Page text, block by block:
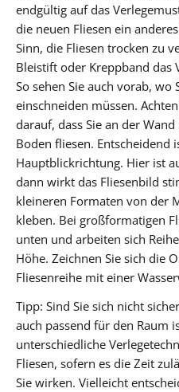
endgültig auf das
die neuen Fliesen ein
Sinn, die Fliesen trocken zu
Bleistift oder Kreppband das
So sehen Sie auch vorab, wo
einschneiden müssen.
darauf, dass Sie an der
Boden fliesen. Entscheidend
Hauptblickrichtung. Hier ist
dann wirkt das Fliesenbild
kleineren Formaten von der
kleben. Bei großformatigen
unten und arbeiten sich
Höhe. Zeichnen Sie sich die
Fliesenreihe mit einer
Tipp: Sind Sie sich nicht
auch passend für den Raum
unterschiedliche
Fliesen, sofern es die Zeit
Sie wirken. Vielleicht